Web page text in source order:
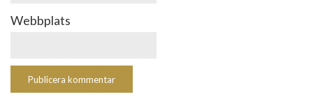
Webbplats